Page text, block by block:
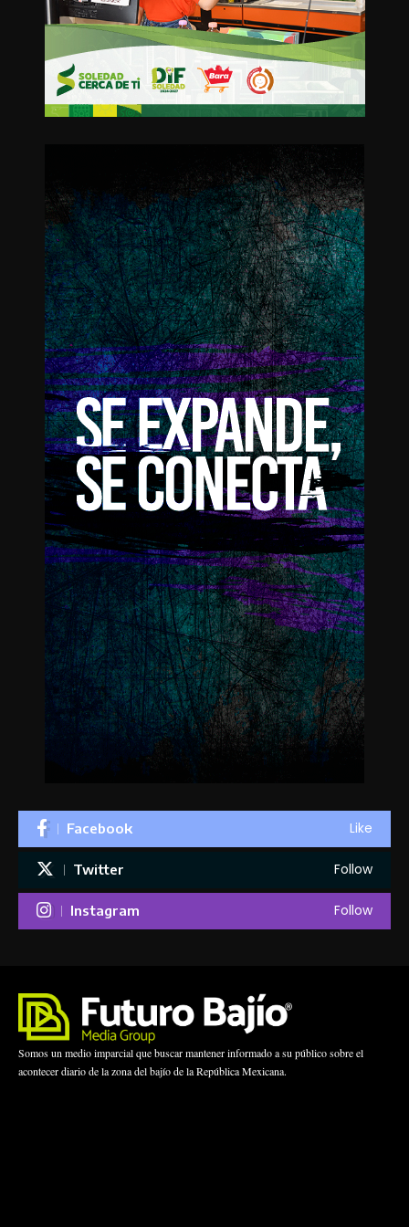
Facebook Like
Twitter Follow
Instagram Follow
Somos un medio imparcial que buscar mantener informado a su público sobre el
acontecer diario de la zona del bajío de la República Mexicana.